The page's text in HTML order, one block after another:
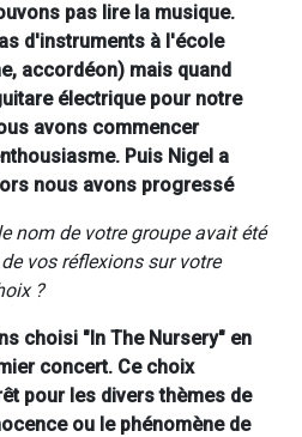
pas lire la musique.
d'instruments à l'école
accordéon) mais quand
électrique pour notre
avons commencer
Puis Nigel a
nous avons progressé
nom de votre groupe avait été
vos réflexions sur votre
?
choisi "In The Nursery" en
concert. Ce choix
pour les divers thèmes de
ou le phénomène de